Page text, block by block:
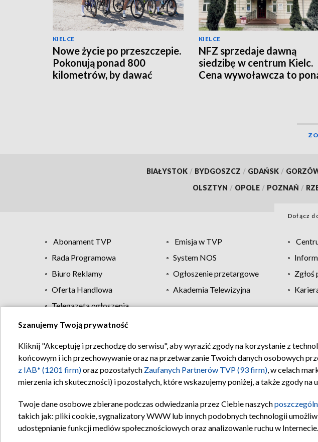
KIELCE
Nowe życie po przeszczepie.
Pokonują ponad 800
kilometrów, by dawać
KIELCE
NFZ sprzedaje dawną
siedzibę w centrum Kielc.
Cena wywoławcza to
BIAŁYSTOK / BYDGOSZCZ / GDAŃSK /
OLSZTYN / OPOLE / POZNAŃ /
Dołącz
Abonament TVP Emisja w TVP
Rada Programowa
System NOS
Biuro Reklamy
Ogłoszenie przetargowe Zgłoś
Oferta Handlowa
Akademia Telewizyjna
Telegazeta ogłoszenia
Regulamin TVP Polityka prywatności
Szanujemy Twoją prywatność
Kliknij "Akceptuję i przechodzę do serwisu", aby wyrazić zgody na korzystanie z
końcowym i ich przechowywanie oraz na przetwarzanie Twoich danych osobowych
z IAB* (1201 firm)oraz pozostałych Zaufanych Partnerów TVP (93 firm), w celach
mierzenia ich skuteczności) i pozostałych, które wskazujemy poniżej, a także zgody
Twoje dane osobowe zbierane podczas odwiedzania przez Ciebie naszych
takich jak: pliki cookie, sygnalizatory WWW lub innych podobnych technologii
udostępnianie funkcji mediów społecznościowych oraz analizowanie ruchu w Internecie.